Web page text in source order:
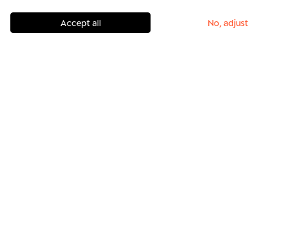
partnerportal
PSD2 Entwickler Portal
Accept all No, adjust